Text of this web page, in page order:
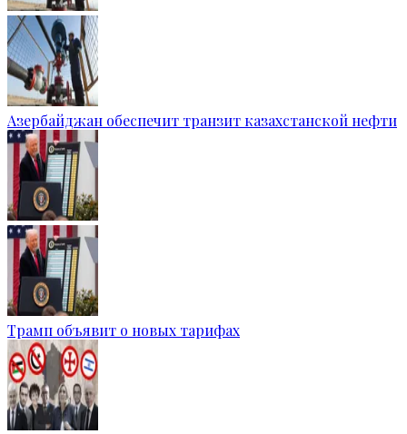
Азербайджан обеспечит транзит казахстанской нефти
Трамп объявит о новых тарифах